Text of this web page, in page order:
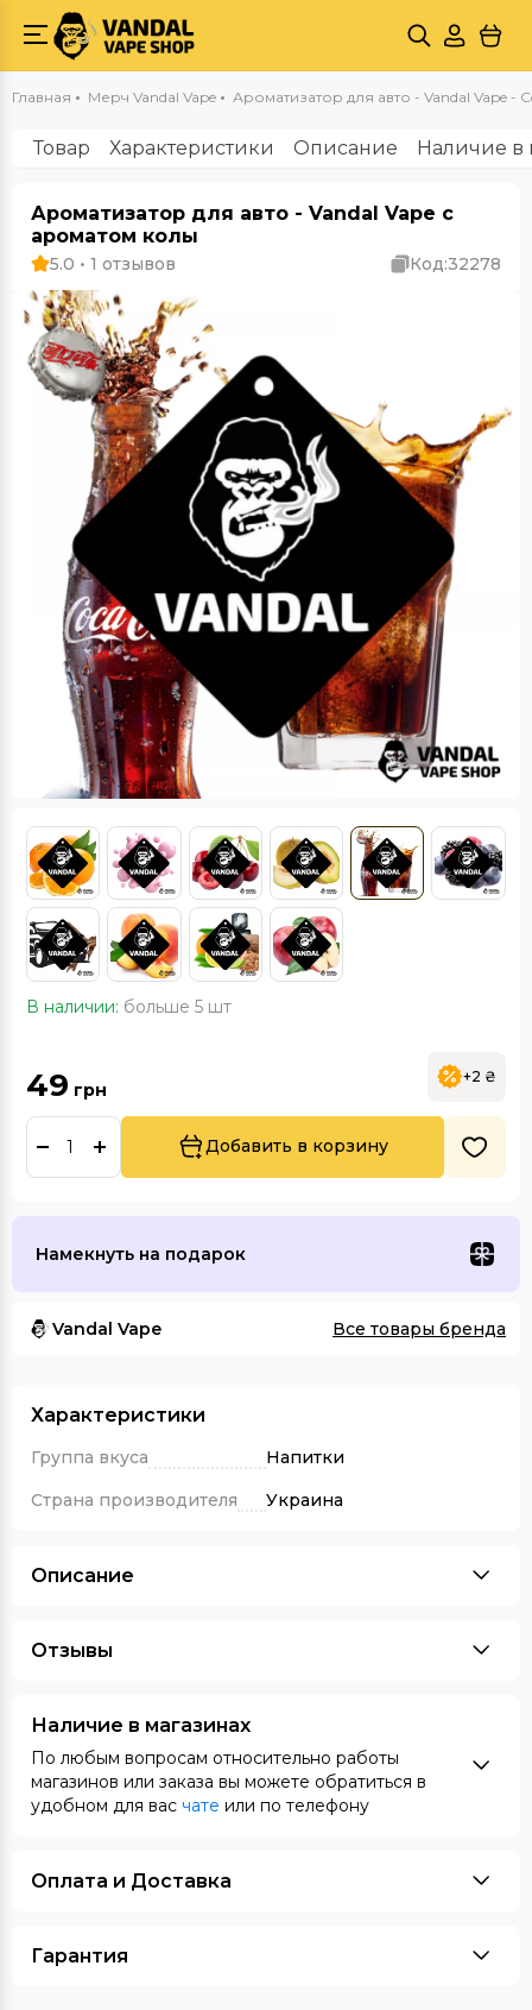
Главная Мерч Vandal Vape Ароматизатор для авто - Vandal Vape -
Товар Характеристики Описание Наличие в
Ароматизатор для авто - Vandal Vape с
ароматом колы
5.0 • 1 отзывов Код:32278
В наличии: больше 5 шт
49 грн
+2 ₴
Добавить в корзину
Намекнуть на подарок
Vandal Vape Все товары бренда
Характеристики
Группа вкуса
Напитки
Страна производителя
Украина
Описание
Отзывы
Наличие в магазинах
По любым вопросам относительно работы
магазинов или заказа вы можете обратиться в
удобном для вас чате или по телефону
Оплата и Доставка
Гарантия